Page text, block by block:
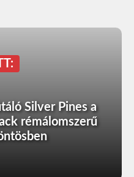
Silver Pines a
rémálomszerű